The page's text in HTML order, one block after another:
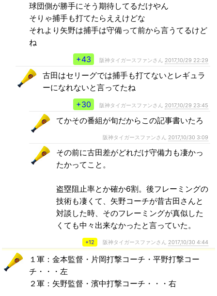
球団側が勝手にそう期待してるだけやん
そりゃ捕手も打てたらええけどな
それより矢野は捕手は守備って前から言うてるけど
ね
+43
阪神タイガースファンさん 2017,10/29 22:29
古田はセリーグでは捕手も打てないとレギュラ
ーになれないと言ってたね
+30
阪神タイガースファンさん 2017,10/29 23:45
てかその番組が旬だからこの記事書いたろ
阪神タイガースファンさん 2017,10/30 3:09
その前に古田差がどれだけ守備力も凄かっ
たかってこと。
盗塁阻止率とか確か6割。後フレーミングの
技術も凄くて、矢野コーチが昔古田さんと
対談した時、そのフレーミングが真似した
くても中々出来なかったと言っていた。
+12 阪神タイガースファンさん 2017,10/30 4:44
１軍：金本監督・片岡打撃コーチ・平野打撃コー
チ・・・左
２軍：矢野監督・濱中打撃コーチ・・・右